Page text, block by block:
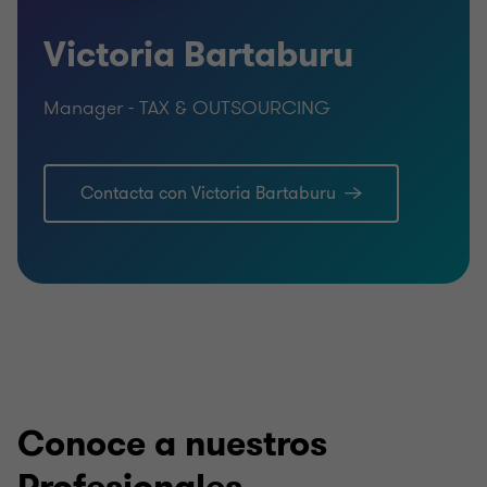
Victoria Bartaburu
Manager - TAX & OUTSOURCING
Contacta con Victoria Bartaburu
Conoce a nuestros